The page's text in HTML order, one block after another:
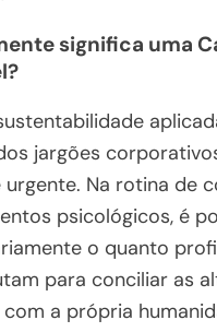
significa uma
jargões
urgente. Na rotina de
psicológicos, é
o quanto
para conciliar as
a própria